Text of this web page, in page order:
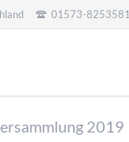
01573-8253581
2019